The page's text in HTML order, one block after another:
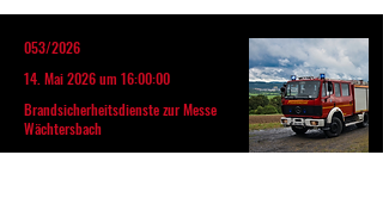
053/2026
14. Mai 2026 um 16:00:00
Brandsicherheitsdienste zur Messe
Wächtersbach
Wächtersbach, Main-Kinzig-Straße